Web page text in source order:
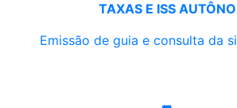
TAXAS E ISS
Emissão de guia e consulta da